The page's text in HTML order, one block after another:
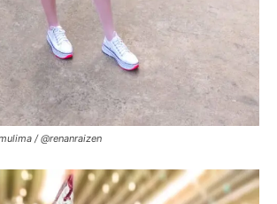
/ @renanraizen